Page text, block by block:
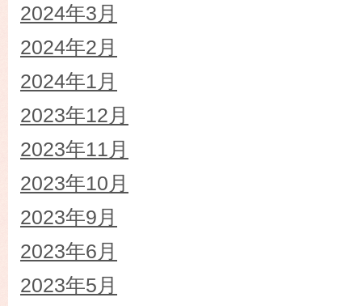
2024年3月
2024年2月
2024年1月
2023年12月
2023年11月
2023年10月
2023年9月
2023年6月
2023年5月